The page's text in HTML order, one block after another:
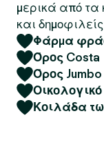
μερικά από τα
και
Φάρμα
Όρος Costa
Όρος Jumbo
Κοιλάδα